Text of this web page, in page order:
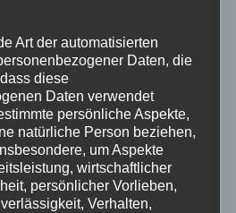
kann in nur wenigen
den Fixpunkten am Fahrrad
was eine praktische und
darstellt.
mit verschiedenen
Packtaschensystemen:
E-Bike, ein Gravel-,
besitzen, der
passt zu den meisten
Art der automatisierten
Daten, die
diese
Daten verwendet
persönliche Aspekte,
natürliche Person beziehen,
um Aspekte
wirtschaftlicher
persönlicher Vorlieben,
Verhalten,